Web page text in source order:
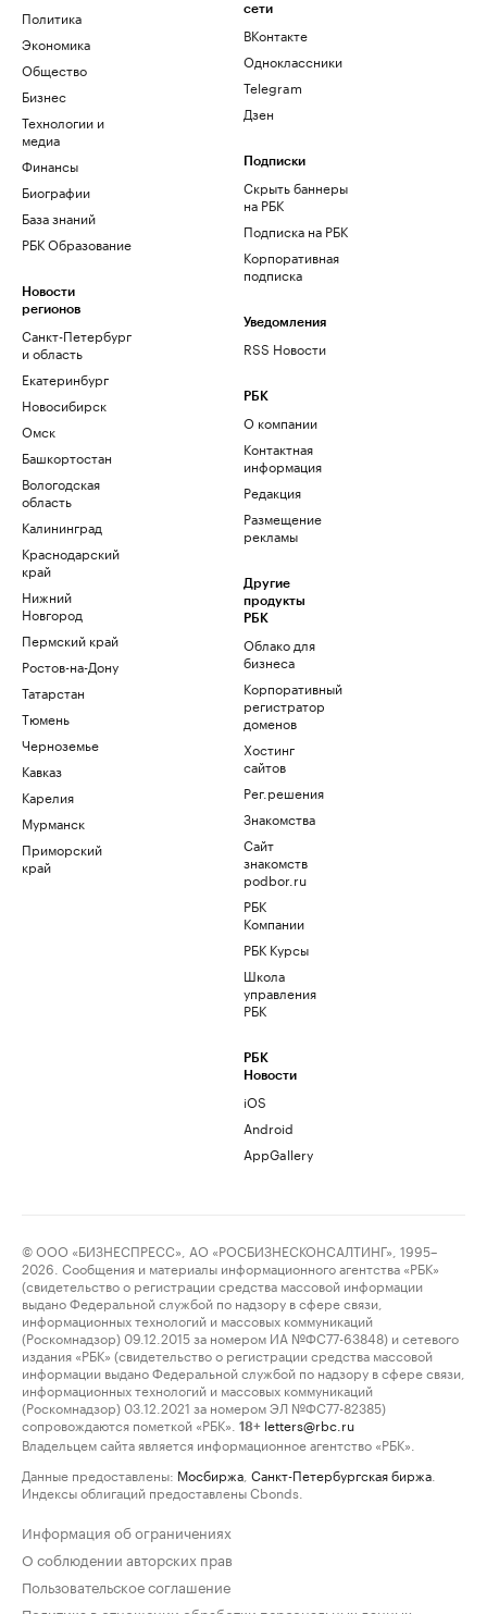
Политика
Экономика
Общество
Бизнес
Технологии и
медиа
Финансы
Биографии
База знаний
РБК Образование
Новости
регионов
Санкт-Петербург
и область
Екатеринбург
Новосибирск
Омск
Башкортостан
Вологодская
область
Калининград
Краснодарский
край
Нижний
Новгород
Пермский край
Ростов-на-Дону
Татарстан
Тюмень
Черноземье
Кавказ
Карелия
Мурманск
Приморский
край
сети
ВКонтакте
Одноклассники
Telegram
Дзен
Подписки
Скрыть баннеры
на РБК
Подписка на РБК
Корпоративная
подписка
Уведомления
RSS Новости
РБК
О компании
Контактная
информация
Редакция
Размещение
рекламы
Другие
продукты
РБК
Облако для
бизнеса
Корпоративный
регистратор
доменов
Хостинг
сайтов
Рег.решения
Знакомства
Сайт
знакомств
podbor.ru
РБК
Компании
РБК Курсы
Школа
управления
РБК
РБК
Новости
iOS
Android
AppGallery
© ООО «БИЗНЕСПРЕСС», АО «РОСБИЗНЕСКОНСАЛТИНГ», 1995–
2026. Сообщения и материалы информационного агентства «РБК»
(свидетельство о регистрации средства массовой информации
выдано Федеральной службой по надзору в сфере связи,
информационных технологий и массовых коммуникаций
(Роскомнадзор) 09.12.2015 за номером ИА №ФС77-63848) и сетевого
издания «РБК» (свидетельство о регистрации средства массовой
информации выдано Федеральной службой по надзору в сфере связи,
информационных технологий и массовых коммуникаций
(Роскомнадзор) 03.12.2021 за номером ЭЛ №ФС77-82385)
сопровождаются пометкой «РБК».
18+ letters@rbc.ru
Владельцем сайта является информационное агентство «РБК».
Данные предоставлены: Мосбиржа Санкт-Петербургская биржа
Индексы облигаций предоставлены Cbonds.
Информация об ограничениях
О соблюдении авторских прав
Пользовательское соглашение